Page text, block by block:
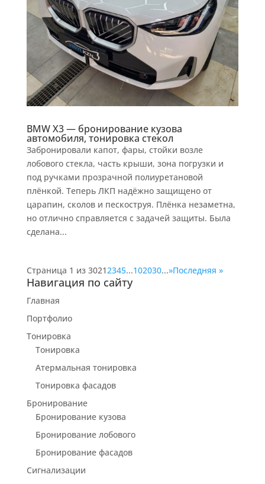
BMW X3 — бронирование кузова
автомобиля, тонировка стекол
Забронировали капот, фары, стойки возле
лобового стекла, часть крыши, зона погрузки и
под ручками прозрачной полиуретановой
плёнкой. Теперь ЛКП надёжно защищено от
царапин, сколов и пескоструя. Плёнка незаметна,
но отлично справляется с задачей защиты. Была
сделана...
Страница 1 из 30212345...102030...»Последняя »
Навигация по сайту
Главная
Портфолио
Тонировка
Тонировка
Атермальная тонировка
Тонировка фасадов
Бронирование
Бронирование кузова
Бронирование лобового
Бронирование фасадов
Сигнализации